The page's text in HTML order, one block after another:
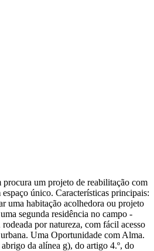
procura um projeto de reabilitação com
único. Características principais:
uma habitação acolhedora ou projeto
segunda residência no campo -
por natureza, com fácil acesso
Uma Oportunidade com Alma.
da alínea g), do artigo 4.º, do